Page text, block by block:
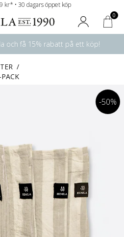
kr* • 30 dagars öppet köp
0
och få 15% rabatt på ett köp!
/
-50%